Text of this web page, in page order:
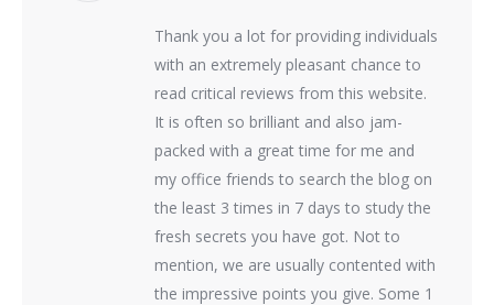
Thank you a lot for providing individuals
with an extremely pleasant chance to
read critical reviews from this website.
It is often so brilliant and also jam-
packed with a great time for me and
my office friends to search the blog on
the least 3 times in 7 days to study the
fresh secrets you have got. Not to
mention, we are usually contented with
the impressive points you give. Some 1